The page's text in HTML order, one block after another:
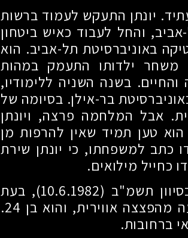
יונתן התעקש לעמוד ברשות
והחל לעבוד כאיש ביטחון
באוניברסיטת תל-אביב. הוא
משחר ילדותו התעמק במהות
בשנה השניה ללימודיו,
בר-אילן. בסיומה של
אבל המלחמה פרצה, ויונתן
טען תמיד שאין להרפות מן
כתב למשפחתו, כי יונתן שירת
כחייל מילואים.
תשמ"ב (10.6.1982)
, בעת
מהפצצה אווירית, והוא בן 24
.
ברחובות.